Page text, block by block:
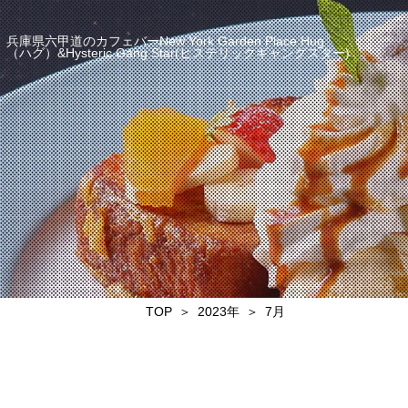
兵庫県六甲道のカフェバーNew York Garden Place Hug
（ハグ）&Hysteric Gang Star(ヒステリックギャングスター)
TOP 2023年 7月